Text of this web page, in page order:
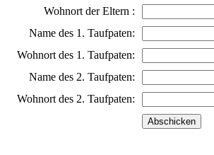
Wohnort der Eltern :
Name des 1. Taufpaten:
Wohnort des 1. Taufpaten:
Name des 2. Taufpaten:
Wohnort des 2. Taufpaten: